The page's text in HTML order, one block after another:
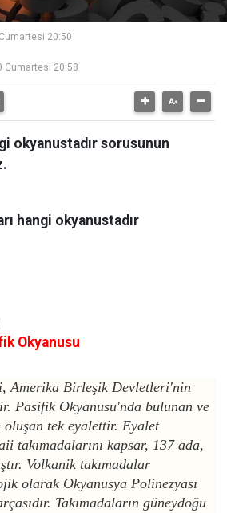
20:50
Cumartesi 20:58
okyanustadır sorusunun
hangi okyanustadır
Okyanusu
Amerika Birleşik Devletleri'nin
Pasifik Okyanusu'nda bulunan ve
oluşan tek eyalettir. Eyalet
takımadalarını kapsar, 137 ada,
Volkanik takımadalar
olarak Okyanusya Polinezyası
Takımadaların güneydoğu